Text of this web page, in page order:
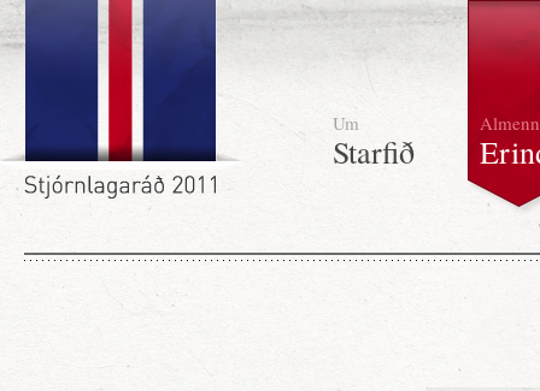
Um
Starfið
Almenn